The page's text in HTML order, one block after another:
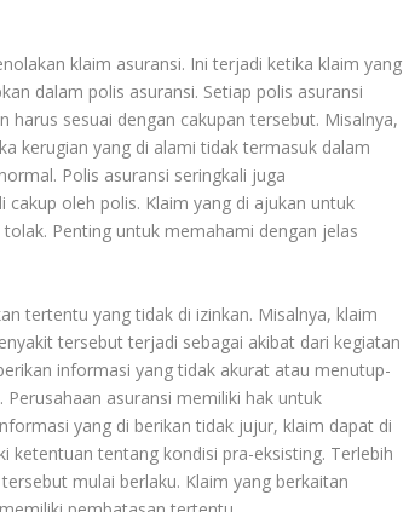
klaim asuransi. Ini terjadi ketika klaim yang
dalam polis asuransi. Setiap polis asuransi
harus sesuai dengan cakupan tersebut. Misalnya,
kerugian yang di alami tidak termasuk dalam
Polis asuransi seringkali juga
oleh polis. Klaim yang di ajukan untuk
Penting untuk memahami dengan jelas
tertentu yang tidak di izinkan. Misalnya, klaim
tersebut terjadi sebagai akibat dari kegiatan
informasi yang tidak akurat atau menutup-
asuransi memiliki hak untuk
yang di berikan tidak jujur, klaim dapat di
ketentuan tentang kondisi pra-eksisting. Terlebih
mulai berlaku. Klaim yang berkaitan